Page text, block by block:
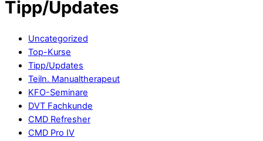
Tipp/Updates
Uncategorized
Top-Kurse
Tipp/Updates
Teiln. Manualtherapeut
KFO-Seminare
DVT Fachkunde
CMD Refresher
CMD Pro IV